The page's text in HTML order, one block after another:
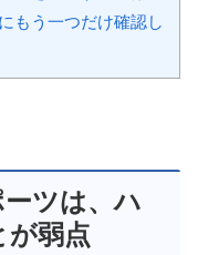
もう一つだけ確認し
ツは、ハ
が弱点